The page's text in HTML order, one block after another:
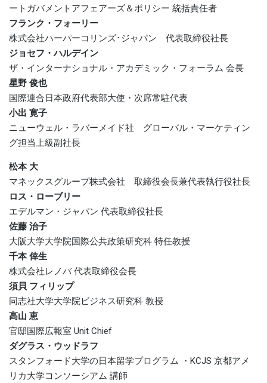
ートガバメントアフェアーズ＆ポリシー 統括責任者
フランク・フォーリー
株式会社ハーパーコリンズ･ジャパン 代表取締役社長
ジョセフ・ハルデイン
ザ・インターナショナル・アカデミック・フォーラム 会長
星野 俊也
国際連合日本政府代表部大使・次席常駐代表
小出 寛子
ニューウェル・ラバーメイド社 グローバル・マーケティン
グ担当上級副社長
松本 大
マネックスグループ株式会社 取締役会長兼代表執行役社長
ロス・ローブリー
エデルマン・ジャパン 代表取締役社長
佐藤 治子
大阪大学大学院国際公共政策研究科 特任教授
千本 倖生
株式会社レノバ 代表取締役会長
須貝 フィリップ
同志社大学大学院ビジネス研究科 教授
高山 恵
官邸国際広報室 Unit Chief
ダグラス・ウッドラフ
スタンフォード大学の日本留学プログラム ・KCJS 京都アメ
リカ大学コンソーシアム 講師